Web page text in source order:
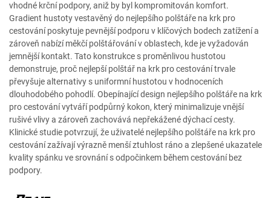
vhodné krční podpory, aniž by byl kompromitován komfort.
Gradient hustoty vestavěný do nejlepšího polštáře na krk pro
cestování poskytuje pevnější podporu v klíčových bodech zatížení a
zároveň nabízí měkčí polštářování v oblastech, kde je vyžadován
jemnější kontakt. Tato konstrukce s proměnlivou hustotou
demonstruje, proč nejlepší polštář na krk pro cestování trvale
převyšuje alternativy s uniformní hustotou v hodnoceních
dlouhodobého pohodlí. Obepínající design nejlepšího polštáře na krk
pro cestování vytváří podpůrný kokon, který minimalizuje vnější
rušivé vlivy a zároveň zachovává nepřekážené dýchací cesty.
Klinické studie potvrzují, že uživatelé nejlepšího polštáře na krk pro
cestování zažívají výrazně menší ztuhlost ráno a zlepšené ukazatele
kvality spánku ve srovnání s odpočinkem během cestování bez
podpory.